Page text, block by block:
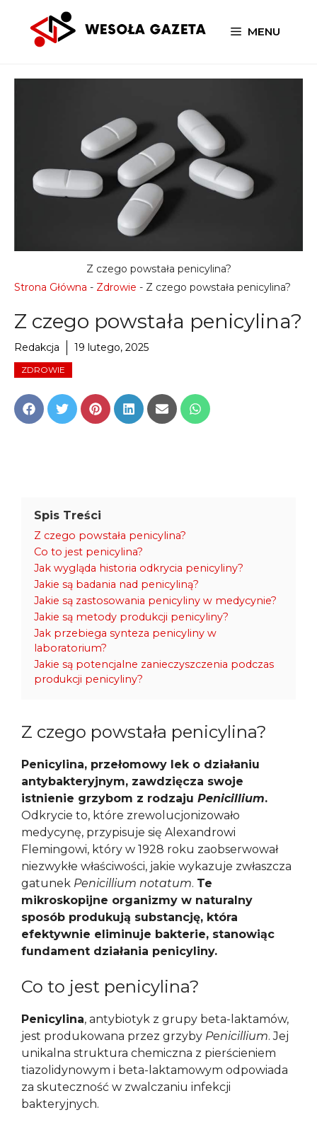
MENU
Strona Główna - Zdrowie - Z czego powstała penicylina?
Z czego powstała penicylina?
Redakcja 19 lutego, 2025
ZDROWIE
Share
on
Share
on
Share
on
Share
on
Share
on
Share
on
Z czego powstała penicylina?
Spis Treści
Z czego powstała penicylina?
Co to jest penicylina?
Jak wygląda historia odkrycia penicyliny?
Jakie są badania nad penicyliną?
Jakie są zastosowania penicyliny w medycynie?
Jakie są metody produkcji penicyliny?
Jak przebiega synteza penicyliny w
laboratorium?
Jakie są potencjalne zanieczyszczenia podczas
produkcji penicyliny?
Z czego powstała penicylina?
Penicylina, przełomowy lek o działaniu
antybakteryjnym, zawdzięcza swoje
istnienie grzybom z rodzaju Penicillium.
Odkrycie to, które zrewolucjonizowało
medycynę, przypisuje się Alexandrowi
Flemingowi, który w 1928 roku zaobserwował
niezwykłe właściwości, jakie wykazuje zwłaszcza
gatunek Penicillium notatum. Te
mikroskopijne organizmy w naturalny
sposób produkują substancję, która
efektywnie eliminuje bakterie, stanowiąc
fundament działania penicyliny.
Co to jest penicylina?
Penicylina, antybiotyk z grupy beta-laktamów,
jest produkowana przez grzyby Penicillium. Jej
unikalna struktura chemiczna z pierścieniem
tiazolidynowym i beta-laktamowym odpowiada
za skuteczność w zwalczaniu infekcji
bakteryjnych.